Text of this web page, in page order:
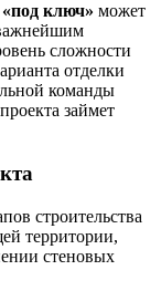
ключ» может
сложности
отделки
команды
займет
строительства
территории,
стеновых